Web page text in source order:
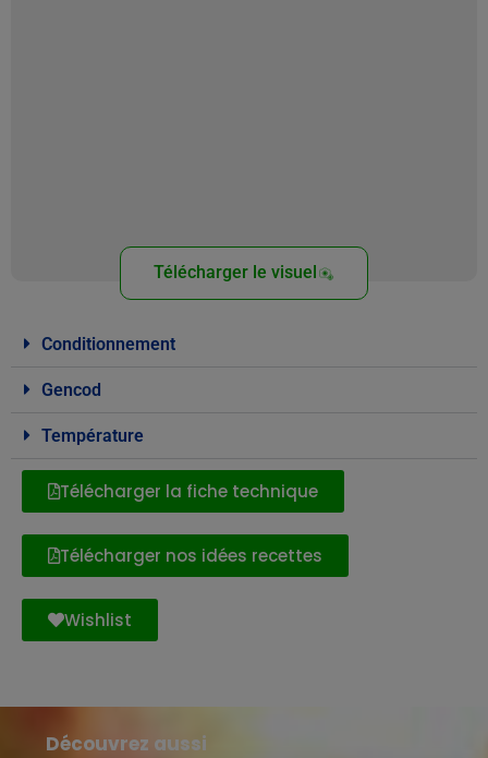
Télécharger le visuel
Conditionnement
Gencod
Température
Télécharger la fiche technique
Télécharger nos idées recettes
Wishlist
Découvrez aussi